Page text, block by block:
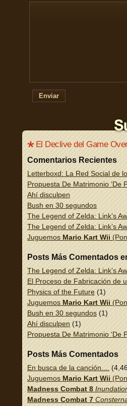
Enviar
El Declive del Game
Comentarios Recientes
Letterboxd: La Red Social de
Propuesta De Matrimonio ‘De
Ahí disculpen
Bush en 30 segundos
The Legend of Zelda: Link’s
The Legend of Zelda: Link’s
Juguemos Mario Kart Wii
Posts Más Comentados
The Legend of Zelda: Link’s
El Proceso de Fabricación de
Physics of the Future (1)
Juguemos Mario Kart Wii
Bush en 30 segundos (1)
Ahí disculpen (1)
Propuesta De Matrimonio ‘De
Posts Más Comentados
En busca de la canción....
Juguemos Mario Kart Wii
Madness Combat 8
Madness Combat 7